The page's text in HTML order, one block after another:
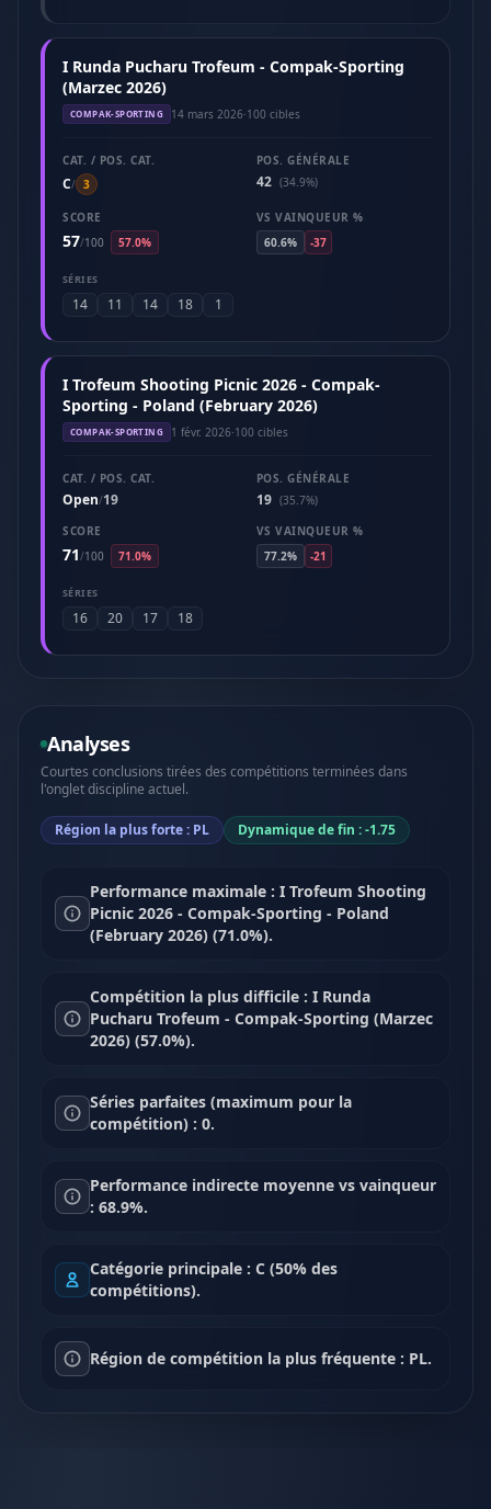
I Runda Pucharu Trofeum - Compak-Sporting
(Marzec 2026)
COMPAK-SPORTING 14 mars 2026·100 cibles
CAT. / POS. CAT.
C/ 3
POS. GÉNÉRALE
42 (34.9%)
SCORE
57/100 57.0%
VS VAINQUEUR %
60.6%
-37
SÉRIES
14 11 14 18 1
I Trofeum Shooting Picnic 2026 - Compak-
Sporting - Poland (February 2026)
COMPAK-SPORTING 1 févr. 2026·100 cibles
CAT. / POS. CAT.
Open/19
POS. GÉNÉRALE
19 (35.7%)
SCORE
71/100 71.0%
VS VAINQUEUR %
77.2%
-21
SÉRIES
16 20 17 18
Analyses
Courtes conclusions tirées des compétitions terminées dans
l'onglet discipline actuel.
Région la plus forte : PL Dynamique de fin : -1.75
Performance maximale : I Trofeum Shooting
Picnic 2026 - Compak-Sporting - Poland
(February 2026) (71.0%).
Compétition la plus difficile : I Runda
Pucharu Trofeum - Compak-Sporting (Marzec
2026) (57.0%).
Séries parfaites (maximum pour la
compétition) : 0.
Performance indirecte moyenne vs vainqueur
: 68.9%.
Catégorie principale : C (50% des
compétitions).
Région de compétition la plus fréquente : PL.